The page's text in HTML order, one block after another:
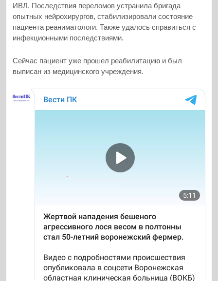
ИВЛ. Последствия переломов устранила бригада
опытных нейрохирургов, стабилизировали состояние
пациента реаниматологи. Также удалось справиться с
инфекционными последствиями.
Сейчас пациент уже прошел реабилитацию и был
выписан из медицинского учреждения.